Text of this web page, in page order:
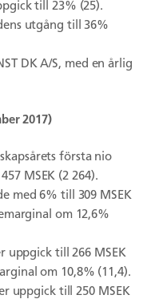
till 23% (25).
utgång till 36%
DK A/S, med en årlig
2017)
första nio
MSEK (2 264).
med 6% till 309 MSEK
om 12,6%
uppgick till 266 MSEK
om 10,8% (11,4).
uppgick till 250 MSEK